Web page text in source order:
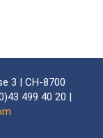
3 | CH-8700
499 40 20 |